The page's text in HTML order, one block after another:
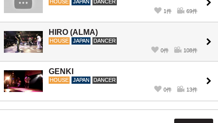
HOUSE JAPAN
DANCER
1件
69件
HIRO (ALMA)
HOUSE JAPAN
DANCER
0件
108件
GENKI
HOUSE JAPAN
DANCER
0件
13件